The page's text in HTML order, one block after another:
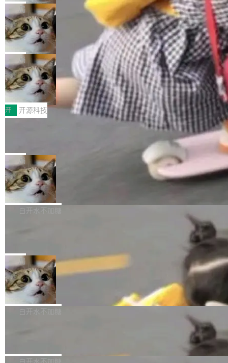
让测试团队跟得上AI应用...
——boolean 表示是否可切换，nullable 的默认模式、浅色方案、
深色方案——会产生大量无意义的组合。方案缺了、配置冲突了、
全 null 了。要知道哪些组合有效，作者说，你得靠"文档、校验、
或者部落知识"。 换个写法。Rust 的 enum，两个变体：Switchabl
e...
博客，你会觉得这是又一个"AI 知识库 + 聊天机器人"——每个大厂
都在做，没什么新鲜的。 但 Kenton Varda 在 Twitter 上把事情说
清楚了： 今天我们发布了 Cloudflare OS，一个带连接器的聊天机
器人，跟其他所有科技公司做的一样。只不过，实际上它不一样。
这是 Sandstorm.io 的重制版，我十年前的那个创业公司。不同的
是，这次它构建在 Cloudflare Workers 上——我花了九年时间搭
建的平台——并且深度集成了 AI。这基本上是我十年秘密计划的顶
峰。 十年前，Ken...
局
Deno 团队开源 Celld，可自托管的分
布式 Durable Objects
Ryan Dahl 领导的 Deno 团队推出了最新开源项
目 Celld，一个能在自己机器上运行 Cloudflare
Workers 和 Durable Objects 的守护进程。 设
计思路很直接：每个对象是一个独立的 SQLite
数据库，按名称寻址，复制到你自己的 S3 兼容
存储库里。节点之间只通过这个存储库协调——
没有控制平面，没有共识协议。每个对象自带一
个小型数据库，应用天然按分片构建，单个数据
库的竞争和爆炸半径问题在设计层面就被消除
了。 闲置的 cell 会休眠到几乎不占资源。当 cel
l 迁移或唤醒时，新宿主从 S3 恢复 SQLite 数据
库继续执行。存储库是持久化的唯一真相...
局
鲁大师7月新机性能/流畅/AI榜：vivo夺性能、流畅双第
一，三星Galaxy Z系列新折叠缺席
2026年7月的手机市场，由于存储等硬件成本暴增，手机厂商的日
子也不好过啊，新机速度明显放缓，因此硝烟味淡了许多。新机参
数规格除开高价的三星折叠（三星Galaxy Z Fold8 Ultra / Z Fold8
/ Z Flip8）外，其余要么是中低端机器，例如iQOO Z11i、REDMI
Note 17、REDMI Note 17 Pro、OPPO K15，要么是vivo X300 E
这样的次旗舰。 Galaxy Z Fold8 Ultra / Z Fold8 / Z Flip8三款折
叠屏新机均在7月22日发布，且全部搭载骁龙8 Elite Gen5 for Gal
axy，它们本该是7月性...
开 开源科技
Zed 推出 DeltaDB，一个记录 commit 之间所有操作
Zed 编辑器团队发布了新项目——DeltaDB，一个在 git commit 之
间记录每一次编辑操作的版本控制系统。目前处于 Early Access
阶段。 DeltaDB 的核心思路直接写在 landing page 最显眼的位
置：「Software is made between commits」——软件是在 com
mit 之间写出来的。git 只记录了你提交的最终状态，但真正的工作
过程——打字、删改、试错、agent 对话——都在 commit 之间的
空隙里丢失了。 DeltaDB 要做的就是把这段空隙补上。 回退到任
何一次编辑：DeltaDB 捕获 commit 之间的每一次操作，...
局
SpaceXAI 单季资本开支达 183 亿美元
根据风险投资人Tomer Tunguz 博客（VC 分析）披露的最新分析
与第二季度业绩报告，SpaceXAI在上个季度的总资本支出飙升至1
83.7亿美元。其中，绝大部分资金被直接用于 AI 领域，金额高达1
58.3亿美元，这一单项投入已经逼近微软同期总资本开支的四成。
与亚马逊、Alphabet、微软以及 Meta 等传统科技巨头相比，Spac
eXAI的资金消耗速度尤为引人瞩目。然而，支撑庞大支出的资金来
源却呈现出截然不同的面貌。数据显示，微软和 Meta 主要依托充
沛的经营现金流来覆盖资本开支，其资本支出覆盖率分别达到15
5% 和106%;而SpaceXAI的经营现金流仅能覆盖资本开支的12...
白开水不加糖
Meta 发布终端编程 Agent“Muse Code” 和 Muse Sp
Meta 今天发布了两款 AI 产品：Muse Code，一个在终端里运行的
编程 agent；Muse Spark 1.2，驱动这个 agent 的新模型。一句
话概括：你可以用 curl -fsSL https://dev.meta.ai/install.sh | bash
安装一个能在大项目里自动规划、写代码、验证结果的 AI 终端工
具。 据介绍，Muse Code 是 Meta 的编程 agent 产品。它和市场
上已有的终端编程 agent 在设计理念上有几个明显的差异点。 异
步后台 agent：Muse Code 有一个主 agent 循环，外加一组后台
局
美团开源 LoHoSearch，用知识图谱校准 AI 能力认知
机器出题的前提，是让机器拥有全局视野。整个构建流程可以分为
四个环节：建图 → 控制难度 → 质量把关 → 数据概览。
白开水不加糖
腾讯网平团队宣布开源了 UCL-MPComm 通信库，并将作为trans
port接入Mooncake TENT。该通信库针对AI Memory池化场景的